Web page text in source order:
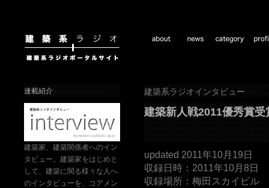
建築系ラジオインタビュー
建築新人戦2011優秀賞
updated 2011年10月19日
収録日時：2011年10月8日
収録場所：梅田スカイビル
連載紹介
建築家、建築関係者へのイン
タビュー。建築家をはじめと
して、建築に関る様々な人へ
のインタビューを、コアメン